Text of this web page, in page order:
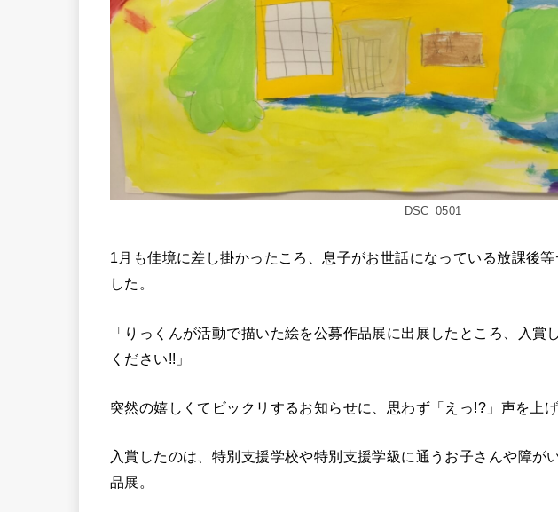
DSC_0501
1月も佳境に差し掛かったころ、息子がお世話になっている放課後
した。
「りっくんが活動で描いた絵を公募作品展に出展したところ、入賞
ください!!」
突然の嬉しくてビックリするお知らせに、思わず「えっ!?」声を上げ
入賞したのは、特別支援学校や特別支援学級に通うお子さんや障が
品展。